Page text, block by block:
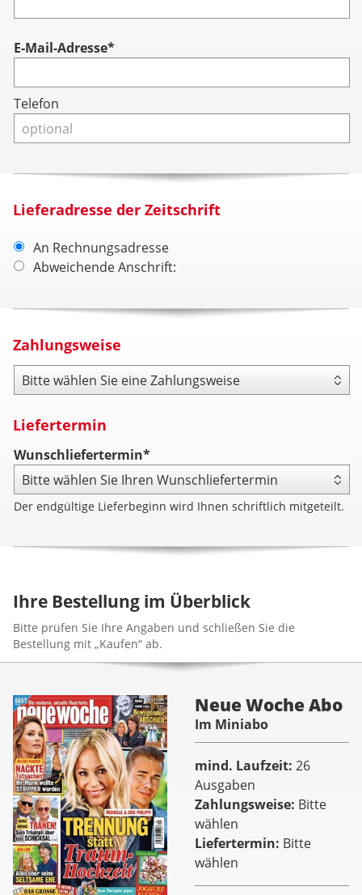
Account
E-Mail-Adresse*
Telefon
Lieferadresse der Zeitschrift
An Rechnungsadresse
Abweichende Anschrift:
Zahlungsweise
Zahlungsweise
Liefertermin
Wunschliefertermin*
Der endgültige Lieferbeginn wird Ihnen schriftlich mitgeteilt.
Ihre Bestellung im Überblick
Bitte prüfen Sie Ihre Angaben und schließen Sie die
Bestellung mit „Kaufen“ ab.
Neue Woche Abo
Im Miniabo
mind. Laufzeit 26
Ausgaben
Zahlungsweise Bitte
wählen
Liefertermin Bitte
wählen